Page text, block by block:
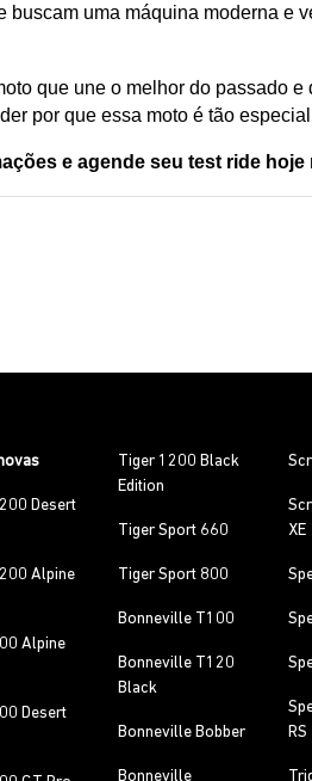
uma máquina moderna e
que une o melhor do passado e
por que essa moto é tão
e agende seu test ride hoje
Desert
Alpine
Alpine
Desert
Tiger 1200 Black
Edition
Tiger Sport 660
Tiger Sport 800
Bonneville T100
Bonneville T120
Black
Bonneville Bobber
Bonneville
XE
RS